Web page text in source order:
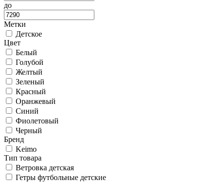
до
Метки
Детское
Цвет
Белый
Голубой
Желтый
Зеленый
Красный
Оранжевый
Синий
Фиолетовый
Черный
Бренд
Keimo
Тип товара
Ветровка детская
Гетры футбольные детские